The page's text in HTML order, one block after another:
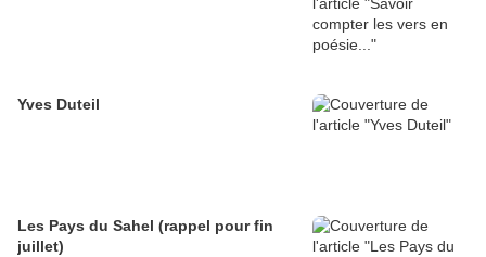
Yves Duteil
Les Pays du Sahel (rappel pour fin
juillet)